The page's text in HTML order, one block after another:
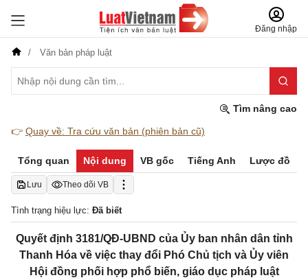
Đăng nhập
Văn bản pháp luật
Tìm nâng cao
👉 Quay về: Tra cứu văn bản (phiên bản cũ)
Tổng quan Nội dung VB gốc Tiếng Anh Lược đồ
Lưu Theo dõi VB
Tình trạng hiệu lực: Đã biết
Quyết định 3181/QĐ-UBND của Ủy ban nhân dân tỉnh
Thanh Hóa về việc thay đổi Phó Chủ tịch và Ủy viên
Hội đồng phối hợp phổ biến, giáo dục pháp luật